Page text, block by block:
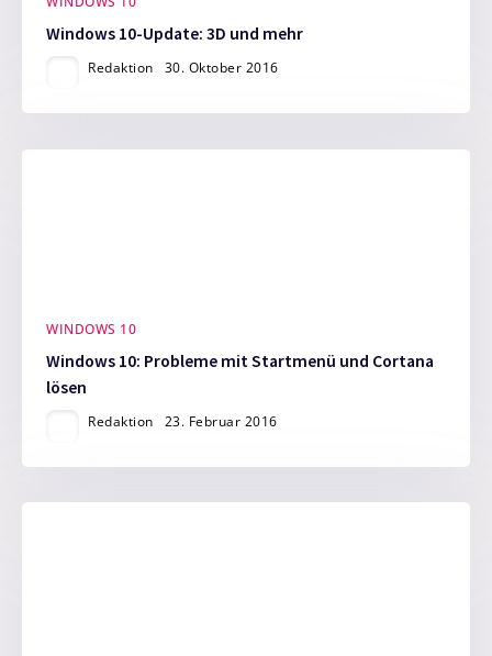
Windows 10-Update: 3D und mehr
Redaktion 30. Oktober 2016
WINDOWS 10
Windows 10: Probleme mit Startmenü und Cortana
lösen
Redaktion 23. Februar 2016